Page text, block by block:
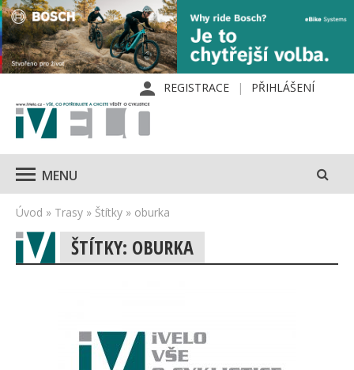
REGISTRACE PŘIHLÁŠENÍ
MENU
Úvod » Trasy » Štítky » oburka
ŠTÍTKY: OBURKA